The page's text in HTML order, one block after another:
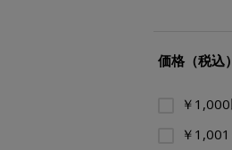
価格（税込
￥
￥